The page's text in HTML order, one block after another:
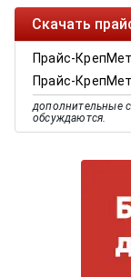
Скачать
Прайс-
Прайс-
дополнительные
обсуждаются.